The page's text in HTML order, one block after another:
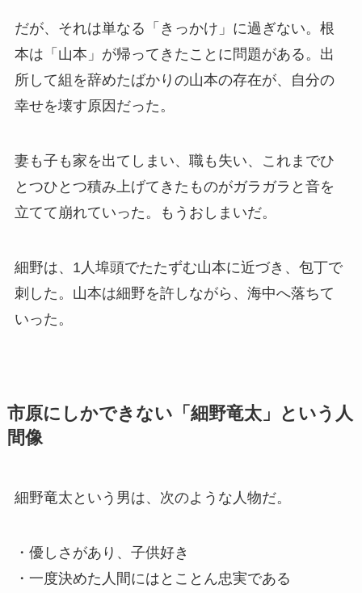
だが、それは単なる「きっかけ」に過ぎない。根
本は「山本」が帰ってきたことに問題がある。出
所して組を辞めたばかりの山本の存在が、自分の
幸せを壊す原因だった。
妻も子も家を出てしまい、職も失い、これまでひ
とつひとつ積み上げてきたものがガラガラと音を
立てて崩れていった。もうおしまいだ。
細野は、1人埠頭でたたずむ山本に近づき、包丁で
刺した。山本は細野を許しながら、海中へ落ちて
いった。
市原にしかできない「細野竜太」という人
間像
細野竜太という男は、次のような人物だ。
・優しさがあり、子供好き
・一度決めた人間にはとことん忠実である